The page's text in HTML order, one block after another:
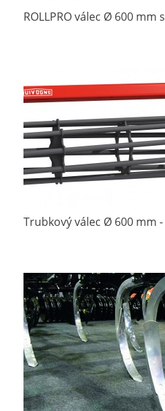
ROLLPRO válec Ø 600 mm
Trubkový válec Ø 600 mm